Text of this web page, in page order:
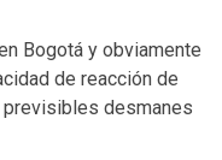
Bogotá y obviamente
de reacción de
desmanes